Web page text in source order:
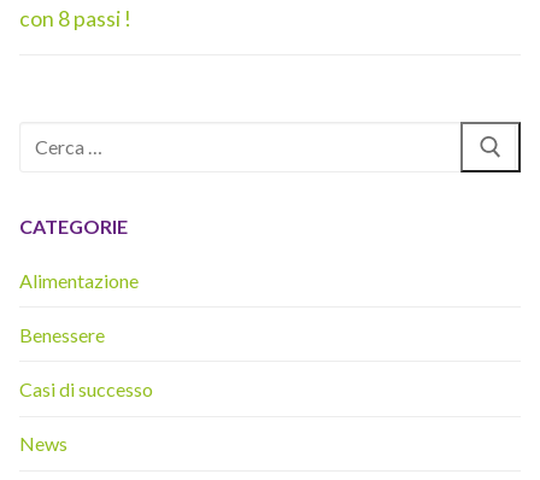
precedente:
con 8 passi !
Cerca:
CATEGORIE
Alimentazione
Benessere
Casi di successo
News